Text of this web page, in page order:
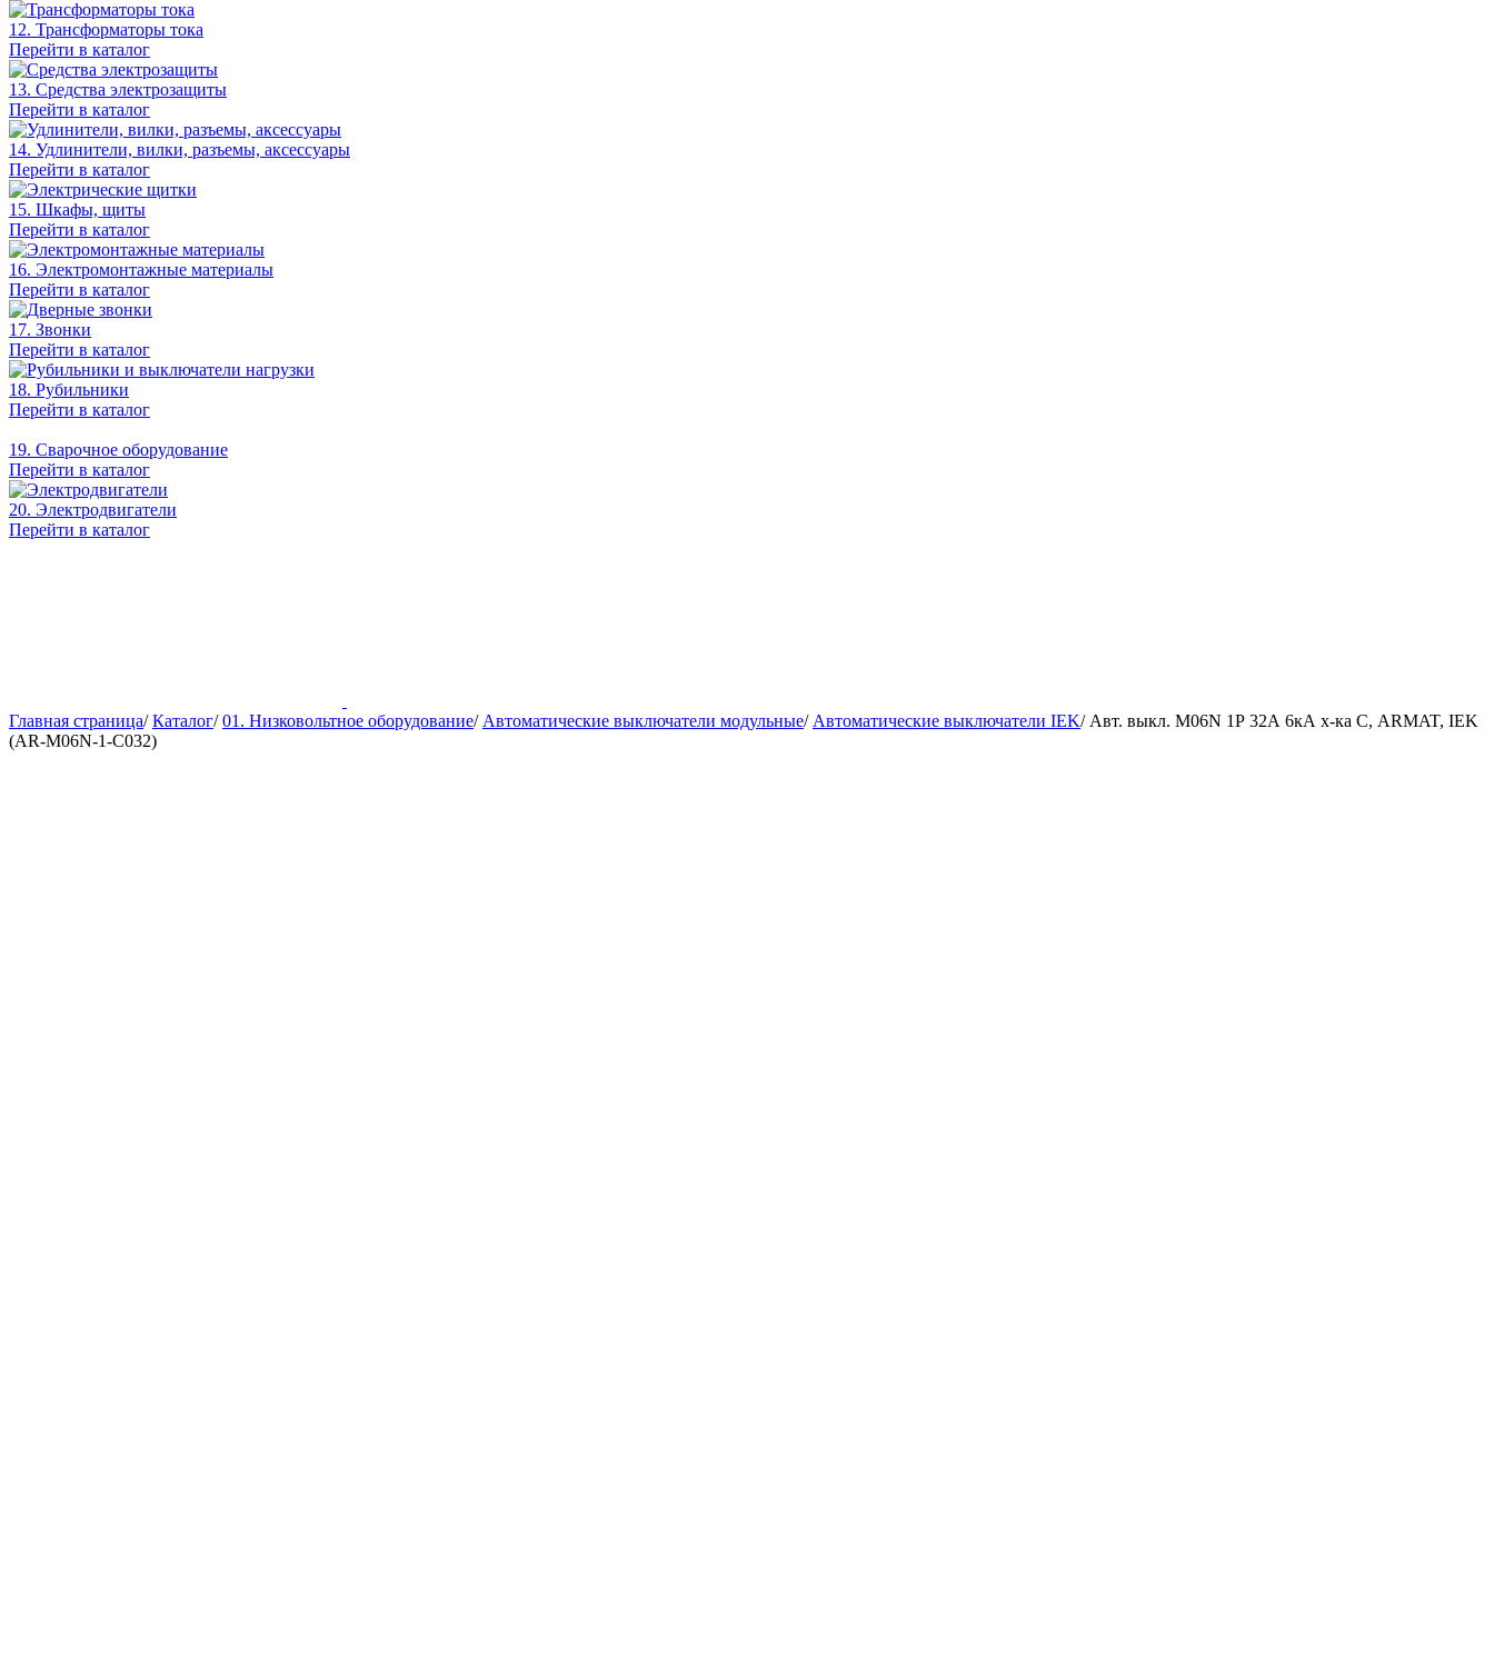
12. Трансформаторы тока
Перейти в каталог
13. Средства электрозащиты
Перейти в каталог
14. Удлинители, вилки, разъемы, аксессуары
Перейти в каталог
15. Шкафы, щиты
Перейти в каталог
16. Электромонтажные материалы
Перейти в каталог
17. Звонки
Перейти в каталог
18. Рубильники
Перейти в каталог
19. Сварочное оборудование
Перейти в каталог
20. Электродвигатели
Перейти в каталог
Главная страница/ Каталог/ 01. Низковольтное оборудование/ Автоматические выключатели модульные/ Автоматические выключатели IEK/ Авт. выкл. M06N 1Р 32А 6кА х-ка С, ARMAT, IEK
(AR-M06N-1-C032)